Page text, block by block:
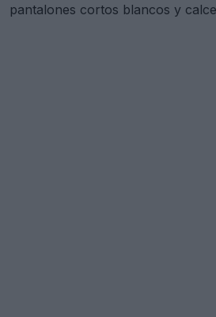
pantalones cortos blancos y